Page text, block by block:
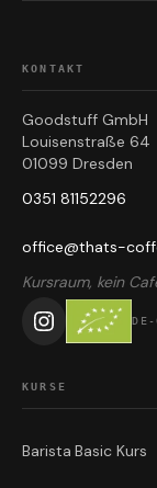
KONTAKT
Goodstuff GmbH
Louisenstraße 64
01099 Dresden
0351 81152296
office@thats-
Kursraum, kein
DE-
KURSE
Barista Basic Kurs